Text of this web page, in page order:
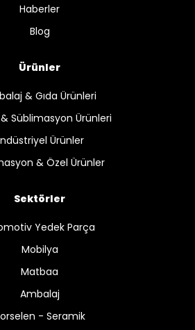
Haberler
Blog
Ürünler
& Gıda Ürünleri
Süblimasyon Ürünleri
Ürünler
& Özel Ürünler
Sektörler
Yedek Parça
Mobilya
Matbaa
Ambalaj
- Seramik